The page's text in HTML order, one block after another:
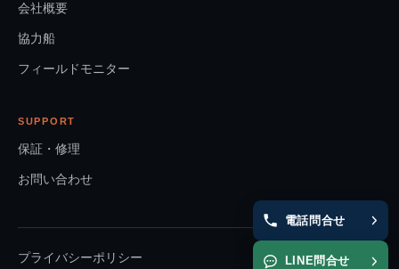
会社概要
協力船
フィールドモニター
SUPPORT
保証・修理
お問い合わせ
プライバシーポリシー
電話問合せ
LINE問合せ